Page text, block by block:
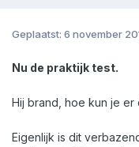
Geplaatst: 6 november
Nu de praktijk test.
Hij brand, hoe kun je
Eigenlijk is dit